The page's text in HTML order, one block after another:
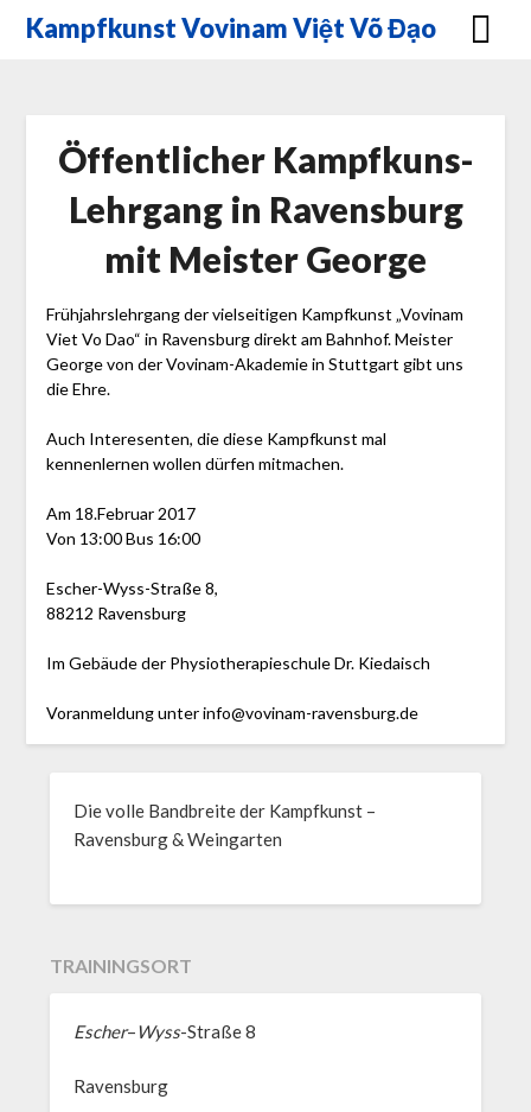
SkipKampfkunst Vovinam Việt Võ Đạo
Öffentlicher Kampfkuns-
Lehrgang in Ravensburg
mit Meister George
Frühjahrslehrgang der vielseitigen Kampfkunst „Vovinam
Viet Vo Dao“ in Ravensburg direkt am Bahnhof. Meister
George von der Vovinam-Akademie in Stuttgart gibt uns
die Ehre.
Auch Interesenten, die diese Kampfkunst mal
kennenlernen wollen dürfen mitmachen.
Am 18.Februar 2017
Von 13:00 Bus 16:00
Escher-Wyss-Straße 8,
88212 Ravensburg
Im Gebäude der Physiotherapieschule Dr. Kiedaisch
Voranmeldung unter info@vovinam-ravensburg.de
Die volle Bandbreite der Kampfkunst –
Ravensburg & Weingarten
TRAININGSORT
Escher–Wyss-Straße 8
Ravensburg